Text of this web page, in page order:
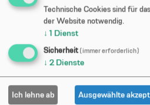
Kaminwerk
Kulturzentrum MM e.V.
Anschützstraße 1
T +49 (0) 8331.991199
F +49 (0) 8331.991198
Technische Cookies sind für
der Website notwendig.
↓ 1 Dienst
Sicherheit (immer erforderlich)
↓ 2 Dienste
Ich lehne ab Ausgewählte